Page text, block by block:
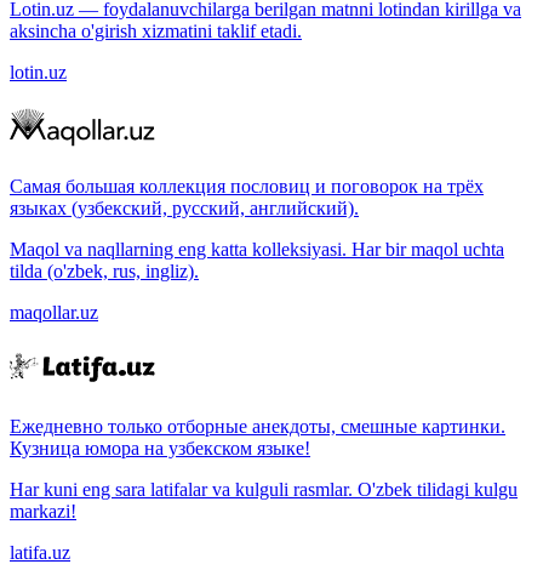
Lotin.uz — foydalanuvchilarga berilgan matnni lotindan kirillga va
aksincha o'girish xizmatini taklif etadi.
lotin.uz
Самая большая коллекция пословиц и поговорок на трёх
языках (узбекский, русский, английский).
Maqol va naqllarning eng katta kolleksiyasi. Har bir maqol uchta
tilda (o'zbek, rus, ingliz).
maqollar.uz
Ежедневно только отборные анекдоты, смешные картинки.
Кузница юмора на узбекском языке!
Har kuni eng sara latifalar va kulguli rasmlar. O'zbek tilidagi kulgu
markazi!
latifa.uz